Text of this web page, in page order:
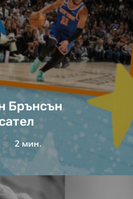
Брънсън
2 мин.